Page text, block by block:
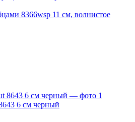
8366wsp 11 см, волнистое
6 см черный